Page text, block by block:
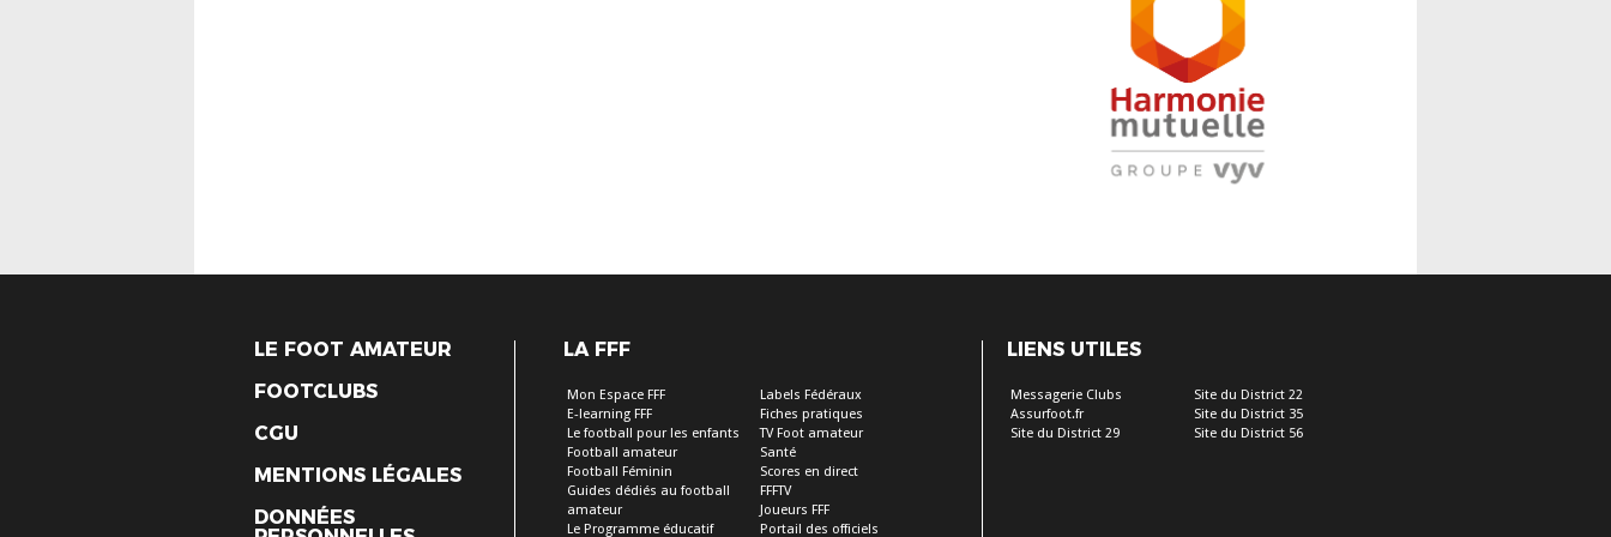
LE FOOT AMATEUR
FOOTCLUBS
CGU
MENTIONS LÉGALES
DONNÉES
LA FFF
Mon Espace FFF
E-learning FFF
Le football pour les enfants
Football amateur
Football Féminin
Guides dédiés au football
amateur
Le Programme éducatif
Labels Fédéraux
Fiches pratiques
TV Foot amateur
Santé
Scores en direct
FFFTV
Joueurs FFF
Portail des officiels
LIENS UTILES
Messagerie Clubs
Assurfoot.fr
Site du District 29
Site du District 22
Site du District 35
Site du District 56